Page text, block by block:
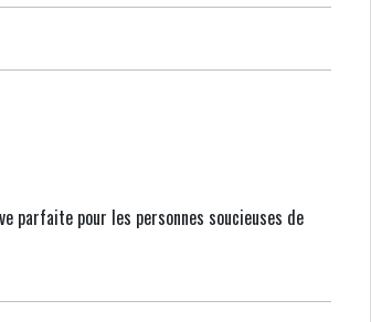
parfaite pour les personnes soucieuses de